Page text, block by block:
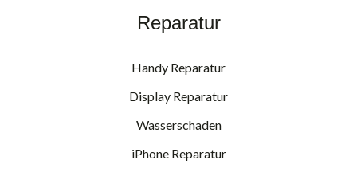
Reparatur
Handy Reparatur
Display Reparatur
Wasserschaden
iPhone Reparatur